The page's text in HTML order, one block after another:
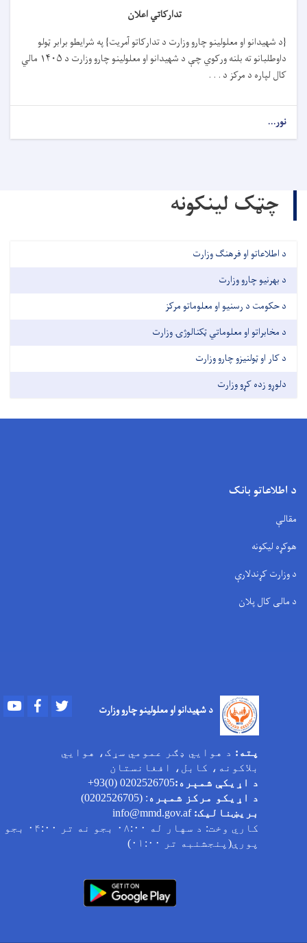
تدارکاتي اعلان
{د شهیدانو او معلولینو چارو وزارت د تدارکاتو آمریت} په شرایطو برابر ټولو
داوطلبانو ته بلنه ورکوي چې د شهیدانو او معلولینو چارو وزارت د ۱۴۰۵ مالي
کال لپاره د مرکز د . . .
نور...
چټک لینکونه
د اطلاعاتو او فرهنګ وزارت
د بهرنیو چارو وزارت
د حکومت د رسنیو او معلوماتو مرکز
د مخابراتو او معلوماتي ټکنالوژۍ وزارت
د کار او ټولنیزو چارو وزارت
دلوړو زده کړو وزارت
د اطلاعاتو بانک
مقالې
هوکړه لیکونه
د وزارت کړندلارې
د مالی کال پلان
د شهیدانو او معلولینو چارو وزارت Youtube Facebook Twitter
پته: د هوایي ډګر عمومي سړک، هوایي
بلاکونه، کابل، افغانستان
د اړیکې شمېره:0202526705 (0)93+
د اړیکو مرکز شمېره : (0202526705)
بریښنالیک:info@mmd.gov.af
کاري وخت
: د سهار له ۰۸:۰۰ بجو نه تر ۰۴:۰۰ بجو
پورې(پنجشنبه تر ۰۱:۰۰)